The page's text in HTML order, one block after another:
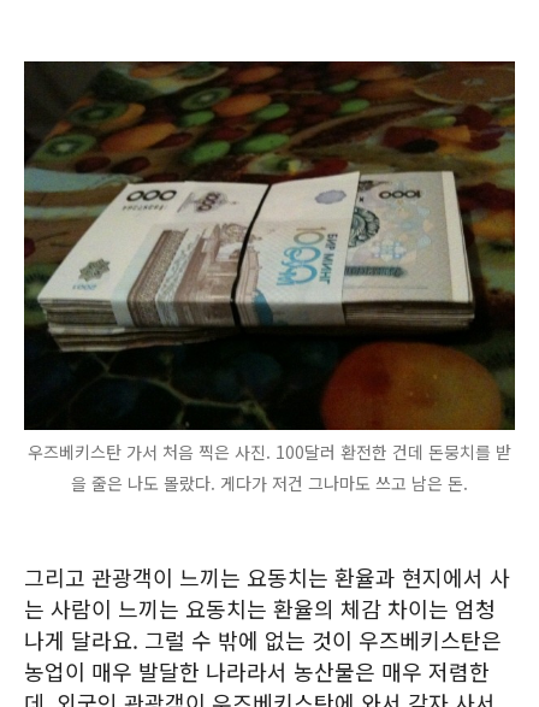
우즈베키스탄 가서 처음 찍은 사진. 100달러 환전한 건데 돈뭉치를 받
을 줄은 나도 몰랐다. 게다가 저건 그나마도 쓰고 남은 돈.
그리고 관광객이 느끼는 요동치는 환율과 현지에서 사
는 사람이 느끼는 요동치는 환율의 체감 차이는 엄청
나게 달라요. 그럴 수 밖에 없는 것이 우즈베키스탄은
농업이 매우 발달한 나라라서 농산물은 매우 저렴한